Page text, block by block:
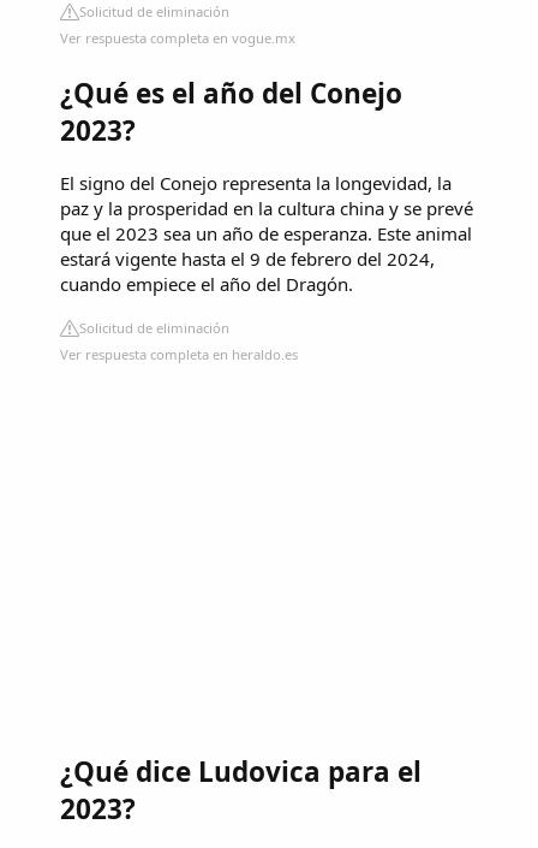
Solicitud de eliminación
Ver respuesta completa en vogue.mx
¿Qué es el año del Conejo
2023?
El signo del Conejo representa la longevidad, la
paz y la prosperidad en la cultura china y se prevé
que el 2023 sea un año de esperanza. Este animal
estará vigente hasta el 9 de febrero del 2024,
cuando empiece el año del Dragón.
Solicitud de eliminación
Ver respuesta completa en heraldo.es
¿Qué dice Ludovica para el
2023?